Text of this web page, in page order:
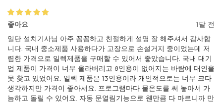
좋아요
1달 전
일단 설치기사님 아주 꼼꼼하고 친절하게 설명 잘 해주셔서 감사합
니다. 국내 중소제품 사용하다가 고장으로 손설거지 중이었는데 저
렴한 가격으로 일렉제품을 구매할 수 있어서 좋았습니다. 국내 대기
업 제품이 가격이 너무 올라버리고 8인용이 없어지는 바람에 대인을
못 찾고 있었어요. 일렉 제품은 13인용이라 개인적으로는 너무 크다
생각하지만 가격이 좋아서요. 프로그램마다 물온도를 써 놓아서 가
늠하고 돌릴 수 있어요. 자동 문열림기능으로 웬만큼 다 마르니까 만